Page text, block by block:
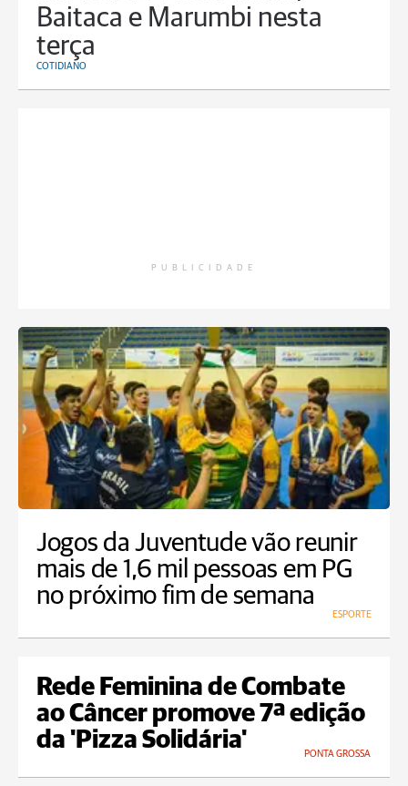
Baitaca e Marumbi nesta
terça
COTIDIANO
PUBLICIDADE
Jogos da Juventude vão reunir
mais de 1,6 mil pessoas em PG
no próximo fim de semana
ESPORTE
Rede Feminina de Combate
ao Câncer promove 7ª edição
da 'Pizza Solidária'
PONTA GROSSA